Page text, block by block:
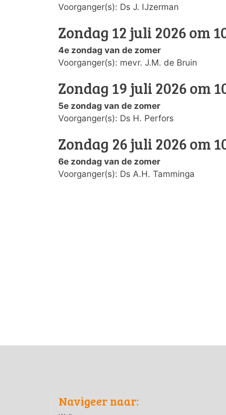
Voorganger(s): Ds J. IJzerman
Zondag 12 juli 2026 om
4e zondag van de zomer
Voorganger(s): mevr. J.M. de Bruin
Zondag 19 juli 2026 om
5e zondag van de zomer
Voorganger(s): Ds H. Perfors
Zondag 26 juli 2026 om
6e zondag van de zomer
Voorganger(s): Ds A.H. Tamminga
Navigeer naar: